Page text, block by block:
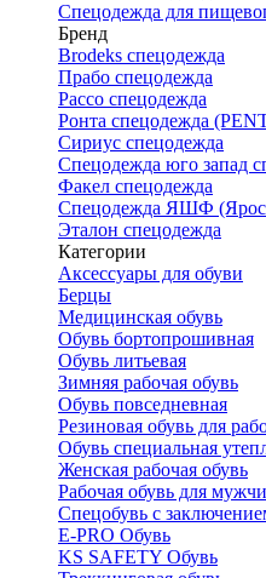
Спецодежда для
Бренд
Brodeks спецодежда
Прабо спецодежда
Рассо спецодежда
Ронта спецодежда
Сириус спецодежда
Спецодежда юго запад
Факел спецодежда
Спецодежда ЯШФ
Эталон спецодежда
Категории
Аксессуары для обуви
Берцы
Медицинская обувь
Обувь бортопрошивная
Обувь литьевая
Зимняя рабочая обувь
Обувь повседневная
Резиновая обувь для
Обувь специальная
Женская рабочая обувь
Рабочая обувь для
Спецобувь с
E-PRO Обувь
KS SAFETY Обувь